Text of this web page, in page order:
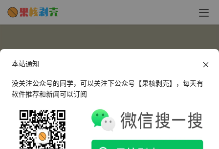
可樂
本站通知
没关注公众号的同学，可以关注下公众号【果核剥壳】，每天有
软件推荐和新闻可以订阅